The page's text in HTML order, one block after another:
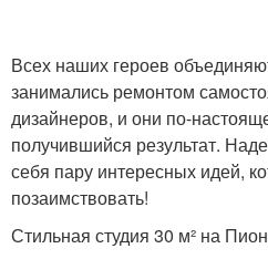
Всех наших героев
занимались ремонтом
дизайнеров, и они по-
получившийся результат.
себя пару интересных идей,
позаимствовать!
Стильная студия 30 м² на